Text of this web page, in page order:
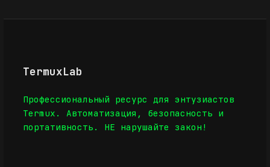
TermuxLab
Профессиональный ресурс для энтузиастов
Termux. Автоматизация, безопасность и
портативность. НЕ нарушайте закон!